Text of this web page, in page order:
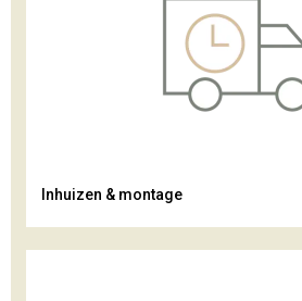
Inhuizen & montage